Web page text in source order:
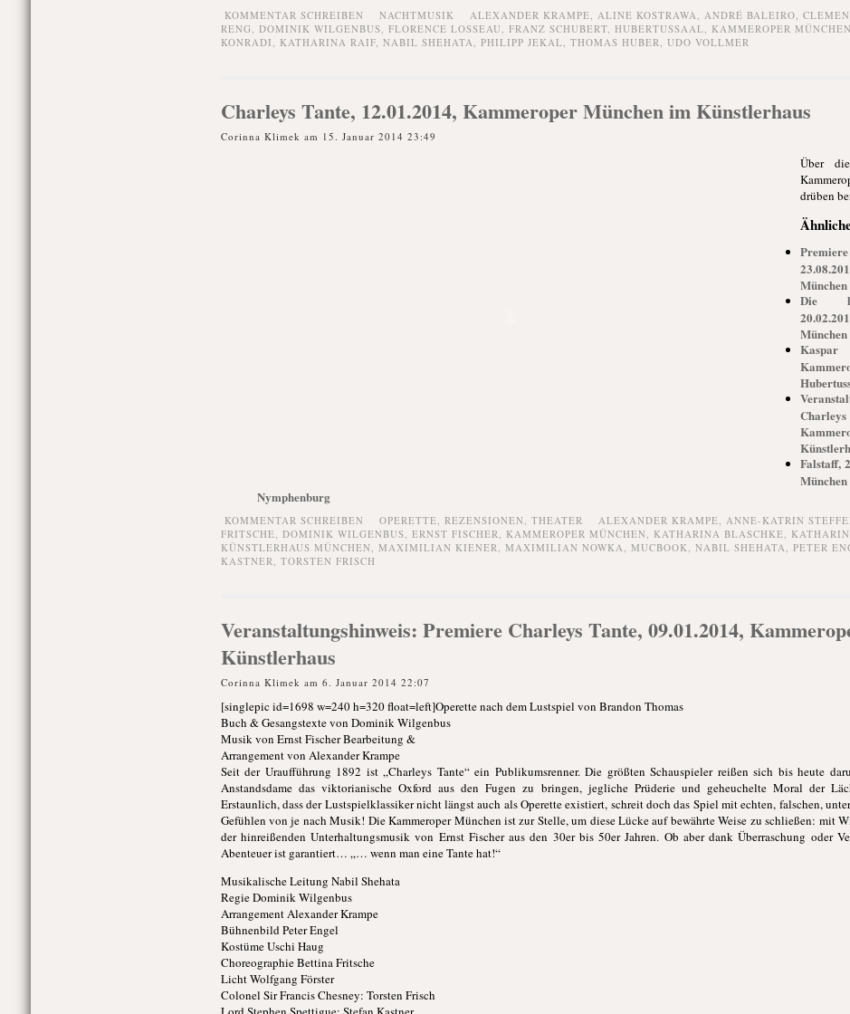
KOMMENTAR SCHREIBEN NACHTMUSIK ALEXANDER KRAMPE, ALINE KOSTRAWA, ANDRÉ BALEIRO,
RENG, DOMINIK WILGENBUS, FLORENCE LOSSEAU, FRANZ SCHUBERT, HUBERTUSSAAL, KAMMEROPER MÜNCHEN
KONRADI, KATHARINA RAIF, NABIL SHEHATA, PHILIPP JEKAL, THOMAS HUBER, UDO VOLLMER
Charleys Tante, 12.01.2014, Kammeroper München im Künstlerhaus
Corinna Klimek am 15. Januar 2014 23:49
Über
drüben
Die
Kaspar
Falstaff,
Nymphenburg
KOMMENTAR SCHREIBEN OPERETTE, REZENSIONEN, THEATER ALEXANDER KRAMPE, ANNE-KATRIN
FRITSCHE, DOMINIK WILGENBUS, ERNST FISCHER, KAMMEROPER MÜNCHEN, KATHARINA BLASCHKE,
KÜNSTLERHAUS MÜNCHEN, MAXIMILIAN KIENER, MAXIMILIAN NOWKA, MUCBOOK, NABIL SHEHATA, PETER
KASTNER, TORSTEN FRISCH
Veranstaltungshinweis: Premiere Charleys Tante, 09.01.2014,
Künstlerhaus
Corinna Klimek am 6. Januar 2014 22:07
[singlepic id=1698 w=240 h=320 float=left]Operette nach dem Lustspiel von Brandon Thomas
Buch & Gesangstexte von Dominik Wilgenbus
Musik von Ernst Fischer Bearbeitung &
Arrangement von Alexander Krampe
Seit der Uraufführung 1892 ist „Charleys Tante“ ein Publikumsrenner. Die größten Schauspieler reißen sich bis heute
Anstandsdame das viktorianische Oxford aus den Fugen zu bringen, jegliche Prüderie und geheuchelte Moral der
Erstaunlich, dass der Lustspielklassiker nicht längst auch als Operette existiert, schreit doch das Spiel mit echten, falschen,
Gefühlen von je nach Musik! Die Kammeroper München ist zur Stelle, um diese Lücke auf bewährte Weise zu schließen: mit
der hinreißenden Unterhaltungsmusik von Ernst Fischer aus den 30er bis 50er Jahren. Ob aber dank Überraschung oder
Abenteuer ist garantiert… „… wenn man eine Tante hat!“
Musikalische Leitung Nabil Shehata
Regie Dominik Wilgenbus
Arrangement Alexander Krampe
Bühnenbild Peter Engel
Kostüme Uschi Haug
Choreographie Bettina Fritsche
Licht Wolfgang Förster
Colonel Sir Francis Chesney: Torsten Frisch